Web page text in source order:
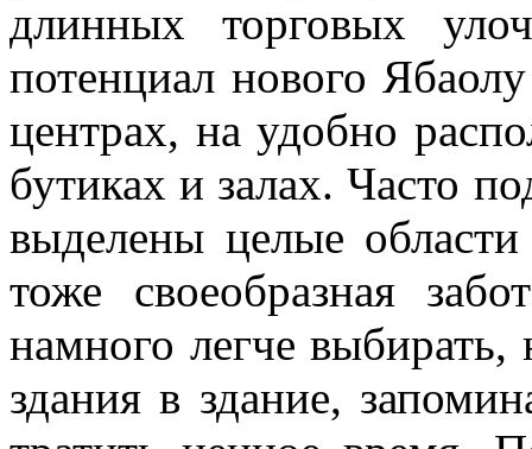
длинных торговых
потенциал нового
центрах, на удобно
бутиках и залах. Часто
выделены целые
тоже своеобразная
намного легче
здания в здание,